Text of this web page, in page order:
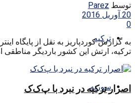
ترکیه
سوریه
توسط Parez
20 آوریل 2016
0
به گزارش کوردپاریز به نقل از پایگاه
ترکیه، ارتش این کشور باردیگر
اصرار ترکیه در نبرد با پ‌ک‌ک